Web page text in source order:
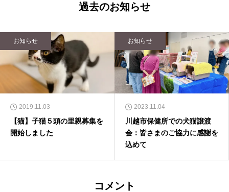
過去のお知らせ
お知らせ
2019.11.03
【猫】子猫５頭の里親募集を
開始しました
お知らせ
2023.11.04
川越市保健所での犬猫譲渡
会：皆さまのご協力に感謝を
込めて
コメント